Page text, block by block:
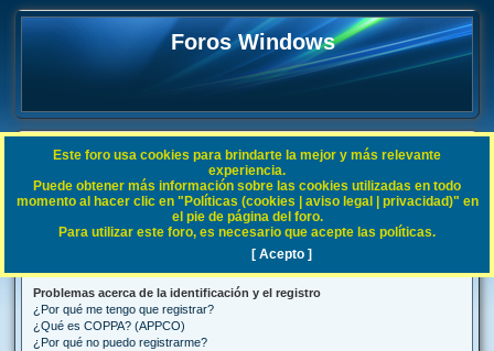
Foros Windows
FAQ
Índice general Preguntas Frecuentes
B
Preguntas Frecuentes
Problemas acerca de la identificación y el registro
¿Por qué me tengo que registrar?
¿Qué es COPPA? (APPCO)
¿Por qué no puedo registrarme?
Este foro usa cookies para brindarte la mejor y más relevante
experiencia.
Puede obtener más información sobre las cookies utilizadas en todo
momento al hacer clic en "Políticas (cookies | aviso legal | privacidad)" en
el pie de página del foro.
Para utilizar este foro, es necesario que acepte las políticas.
[ Acepto ]